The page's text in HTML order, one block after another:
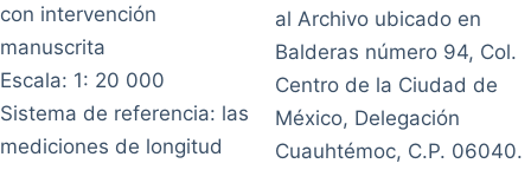
con intervención
manuscrita
Escala: 1: 20 000
Sistema de referencia: las
mediciones de longitud
al Archivo ubicado en
Balderas número 94, Col.
Centro de la Ciudad de
México, Delegación
Cuauhtémoc, C.P. 06040.